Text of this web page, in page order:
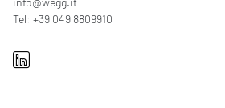
Tel: +39 049 8809910